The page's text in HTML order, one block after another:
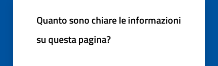
Quanto sono chiare le informazioni
su questa pagina?